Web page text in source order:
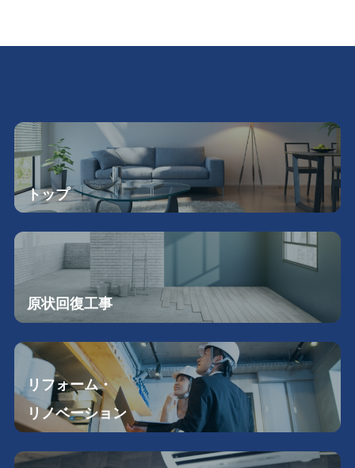
トップ
原状回復工事
リフォーム・
リノベーション